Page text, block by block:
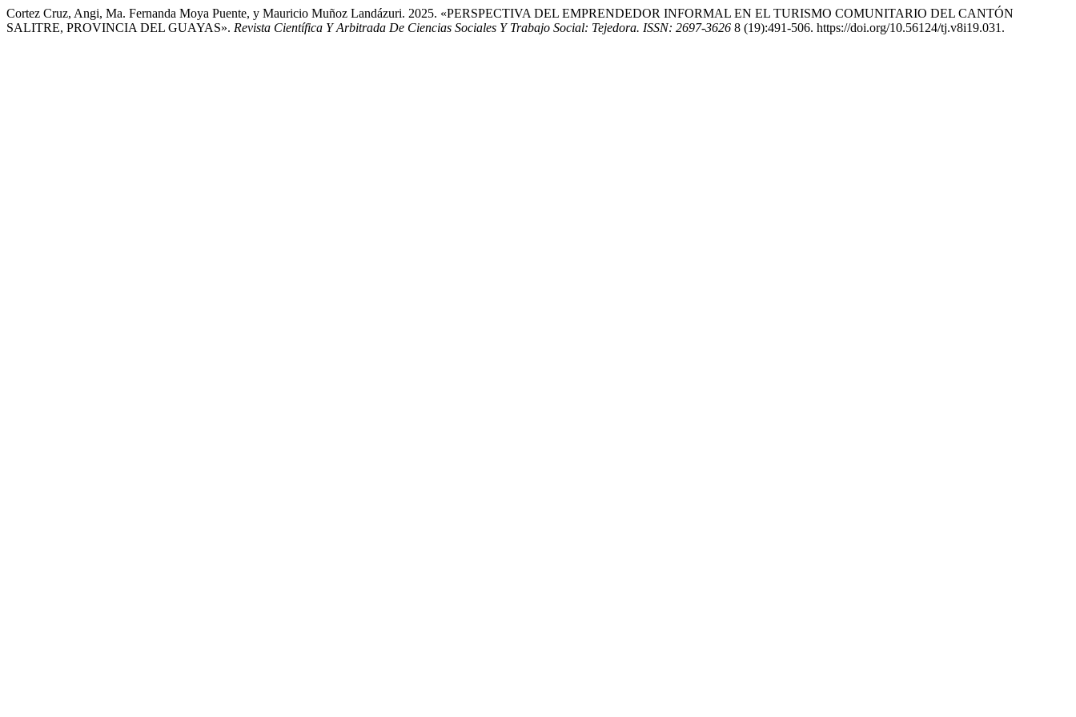
Cortez Cruz, Angi, Ma. Fernanda Moya Puente, y Mauricio Muñoz Landázuri. 2025. «PERSPECTIVA DEL EMPRENDEDOR INFORMAL EN EL TURISMO COMUNITARIO DEL CANTÓN
SALITRE, PROVINCIA DEL GUAYAS». Revista Científica Y Arbitrada De Ciencias Sociales Y Trabajo Social: Tejedora. ISSN: 2697-3626 8 (19):491-506. https://doi.org/10.56124/tj.v8i19.031.